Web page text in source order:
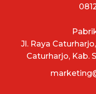
Jl. Raya
Caturharjo, Kab.